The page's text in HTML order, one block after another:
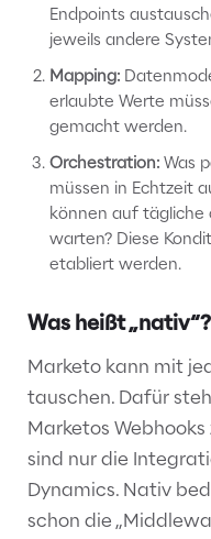
Endpoints
jeweils andere
Mapping:
erlaubte Werte
gemacht werden.
Orchestration: Was
müssen in Echtzeit
können auf
warten? Diese
etabliert werden.
Was heißt „nativ“?
Marketo kann mit
tauschen. Dafür
Marketos Webhooks
sind nur die
Dynamics. Nativ
schon die